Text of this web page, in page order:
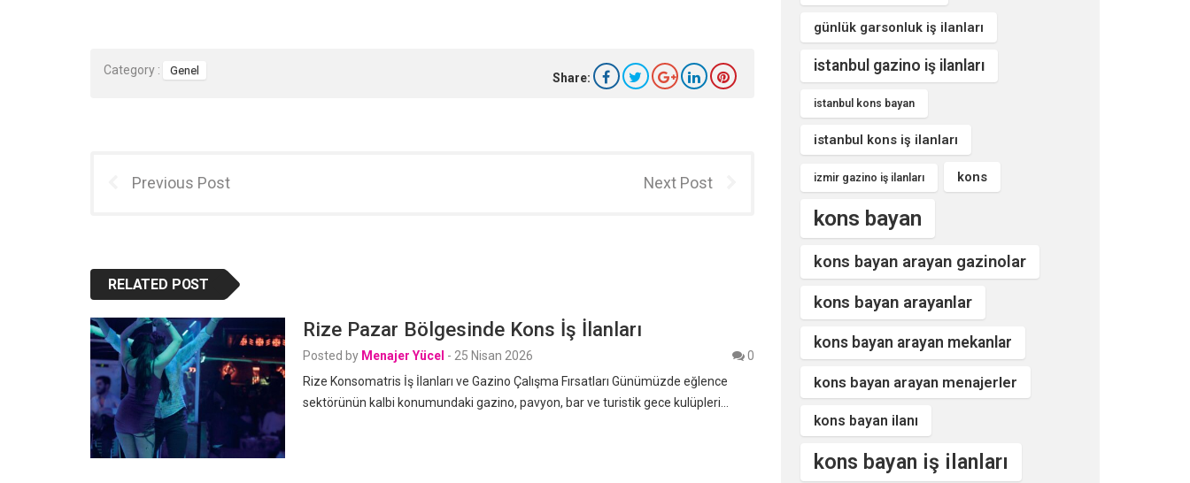
Category : Genel Share:
Previous Post Next Post
RELATED POST
Rize Pazar Bölgesinde Kons İş İlanları
Posted by Menajer Yücel - 25 Nisan 2026
0
Rize Konsomatris İş İlanları ve Gazino Çalışma Fırsatları Günümüzde eğlence
sektörünün kalbi konumundaki gazino, pavyon, bar ve turistik gece kulüpleri…
günlük garsonluk iş ilanları
istanbul gazino iş ilanları
istanbul kons bayan
istanbul kons iş ilanları
izmir gazino iş ilanları kons
kons bayan
kons bayan arayan gazinolar
kons bayan arayanlar
kons bayan arayan mekanlar
kons bayan arayan menajerler
kons bayan ilanı
kons bayan iş ilanları